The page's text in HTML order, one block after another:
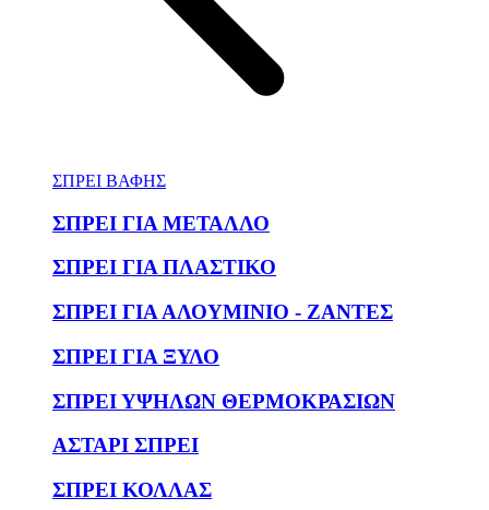
ΣΠΡΕΙ ΒΑΦΗΣ
ΣΠΡΕΙ ΓΙΑ ΜΕΤΑΛΛΟ
ΣΠΡΕΙ ΓΙΑ ΠΛΑΣΤΙΚΟ
ΣΠΡΕΙ ΓΙΑ ΑΛΟΥΜΙΝΙΟ - ΖΑΝΤΕΣ
ΣΠΡΕΙ ΓΙΑ ΞΥΛΟ
ΣΠΡΕΙ ΥΨΗΛΩΝ ΘΕΡΜΟΚΡΑΣΙΩΝ
ΑΣΤΑΡΙ ΣΠΡΕΙ
ΣΠΡΕΙ ΚΟΛΛΑΣ